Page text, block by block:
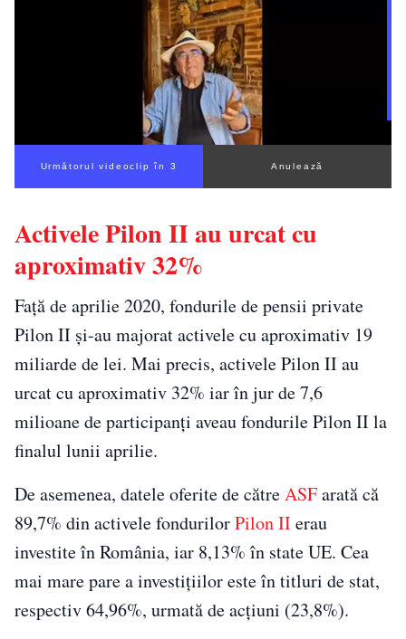
Următorul videoclip în 3 Anulează
Activele Pilon II au urcat cu
aproximativ 32%
Față de aprilie 2020, fondurile de pensii private
Pilon II şi-au majorat activele cu aproximativ 19
miliarde de lei. Mai precis, activele Pilon II au
urcat cu aproximativ 32% iar în jur de 7,6
milioane de participanţi aveau fondurile Pilon II la
finalul lunii aprilie.
De asemenea, datele oferite de cătreASFarată că
89,7% din activele fondurilorPilon IIerau
investite în România, iar 8,13% în state UE. Cea
mai mare pare a investiţiilor este în titluri de stat,
respectiv 64,96%, urmată de acţiuni (23,8%).